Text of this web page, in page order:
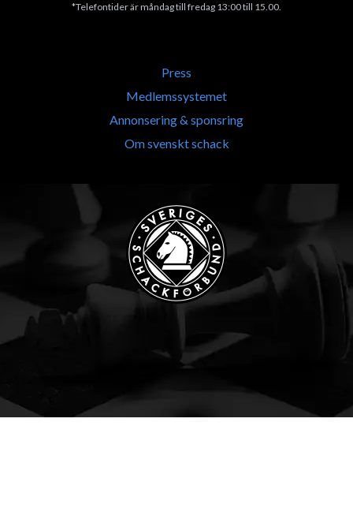
*Telefontider är måndag till fredag 13:00 till 15.00.
Press
Medlemssystemet
Annonsering & sponsring
Om svenskt schack